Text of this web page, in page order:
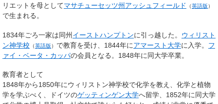
リエットを母としてマサチューセッツ州 アッシュフィールド （英語版 ）
で生まれる。
1834年ごろ一家は同州 イーストハンプトンに引っ越した。 ウィリスト
ン神学校 （英語版 ） で教育を受け、1844年にアマースト大学に入学。 フ
ァイ・ベータ・カッパの会員となる。1848年に同大学卒業。
教育者として
1848年から1850年にウィリストン神学校で化学を教え、化学と植物
学を学ぶべく、ドイツのゲッティンゲン大学へ留学、1852年に同大学